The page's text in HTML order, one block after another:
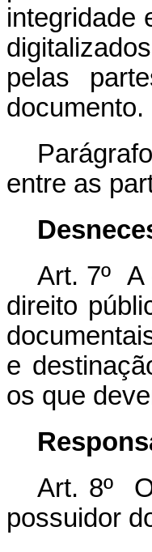
integridade
pelas
documento.
entre as
Art. 7º A
direito
e
os que
Art. 8º
possuidor